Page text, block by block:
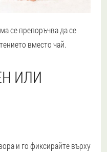
се препоръчва да се
вместо чай.
ИЛИ
и го фиксирайте върху